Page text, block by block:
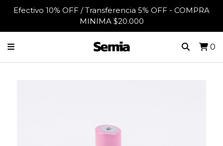
Efectivo 10% OFF / Transferencia 5% OFF - COMPRA
MINIMA $20.000
0